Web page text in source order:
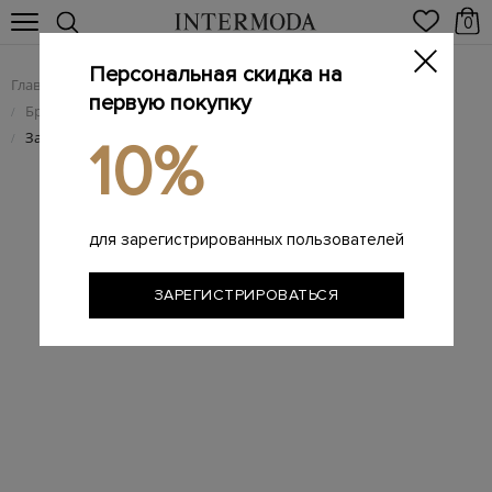
0
Главная Женщинам / Брендовые женские аксессуары
/ Брендовые женские аксессуары
/ Заколка из ацетата и шелка с флористическим узором пейсли
Персональная скидка на
первую покупку
10%
для зарегистрированных пользователей
ЗАРЕГИСТРИРОВАТЬСЯ